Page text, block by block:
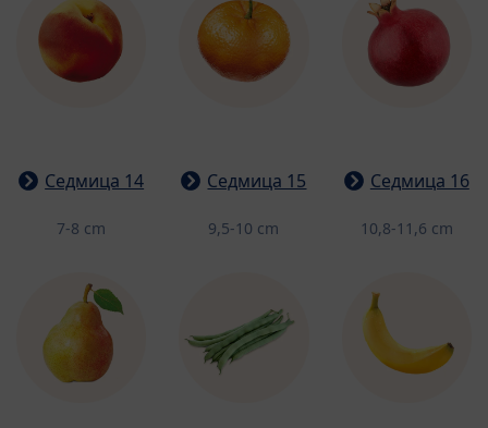
Седмица 14
7-8 cm
Седмица 15
9,5-10 cm
Седмица 16
10,8-11,6 cm